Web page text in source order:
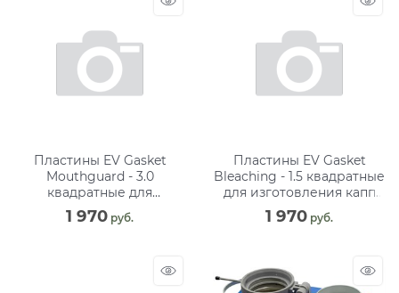
Пластины EV Gasket
Mouthguard - 3.0
квадратные для
изготовления капп, 127
мм (8 шт)
1 970 руб.
Пластины EV Gasket
Bleaching - 1.5 квадратные
для изготовления капп
при отбеливании, 127 мм
(15 шт)
1 970 руб.